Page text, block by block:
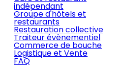
indépendant
Groupe d'hôtels et
restaurants
Restauration collective
Traiteur évènementiel
Commerce de bouche
Logistique et Vente
FAQ